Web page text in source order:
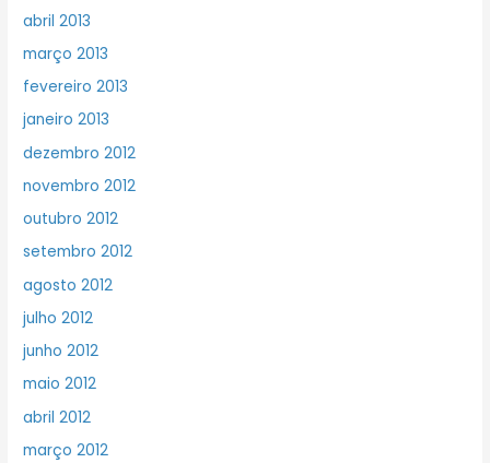
abril 2013
março 2013
fevereiro 2013
janeiro 2013
dezembro 2012
novembro 2012
outubro 2012
setembro 2012
agosto 2012
julho 2012
junho 2012
maio 2012
abril 2012
março 2012